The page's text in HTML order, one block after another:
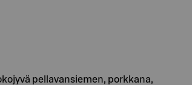
pellavansiemen, porkkana,